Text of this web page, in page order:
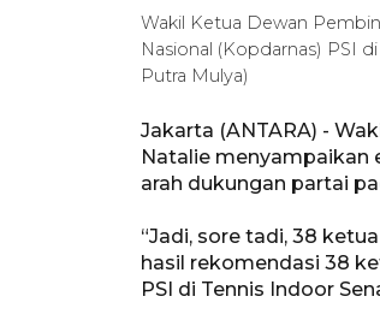
Wakil Ketua Dewan
Nasional (Kopdarnas) PSI
Putra Mulya)
Jakarta (ANTARA) -
Natalie menyampaikan
arah dukungan partai
“Jadi, sore tadi, 38
hasil rekomendasi 38
PSI di Tennis Indoor